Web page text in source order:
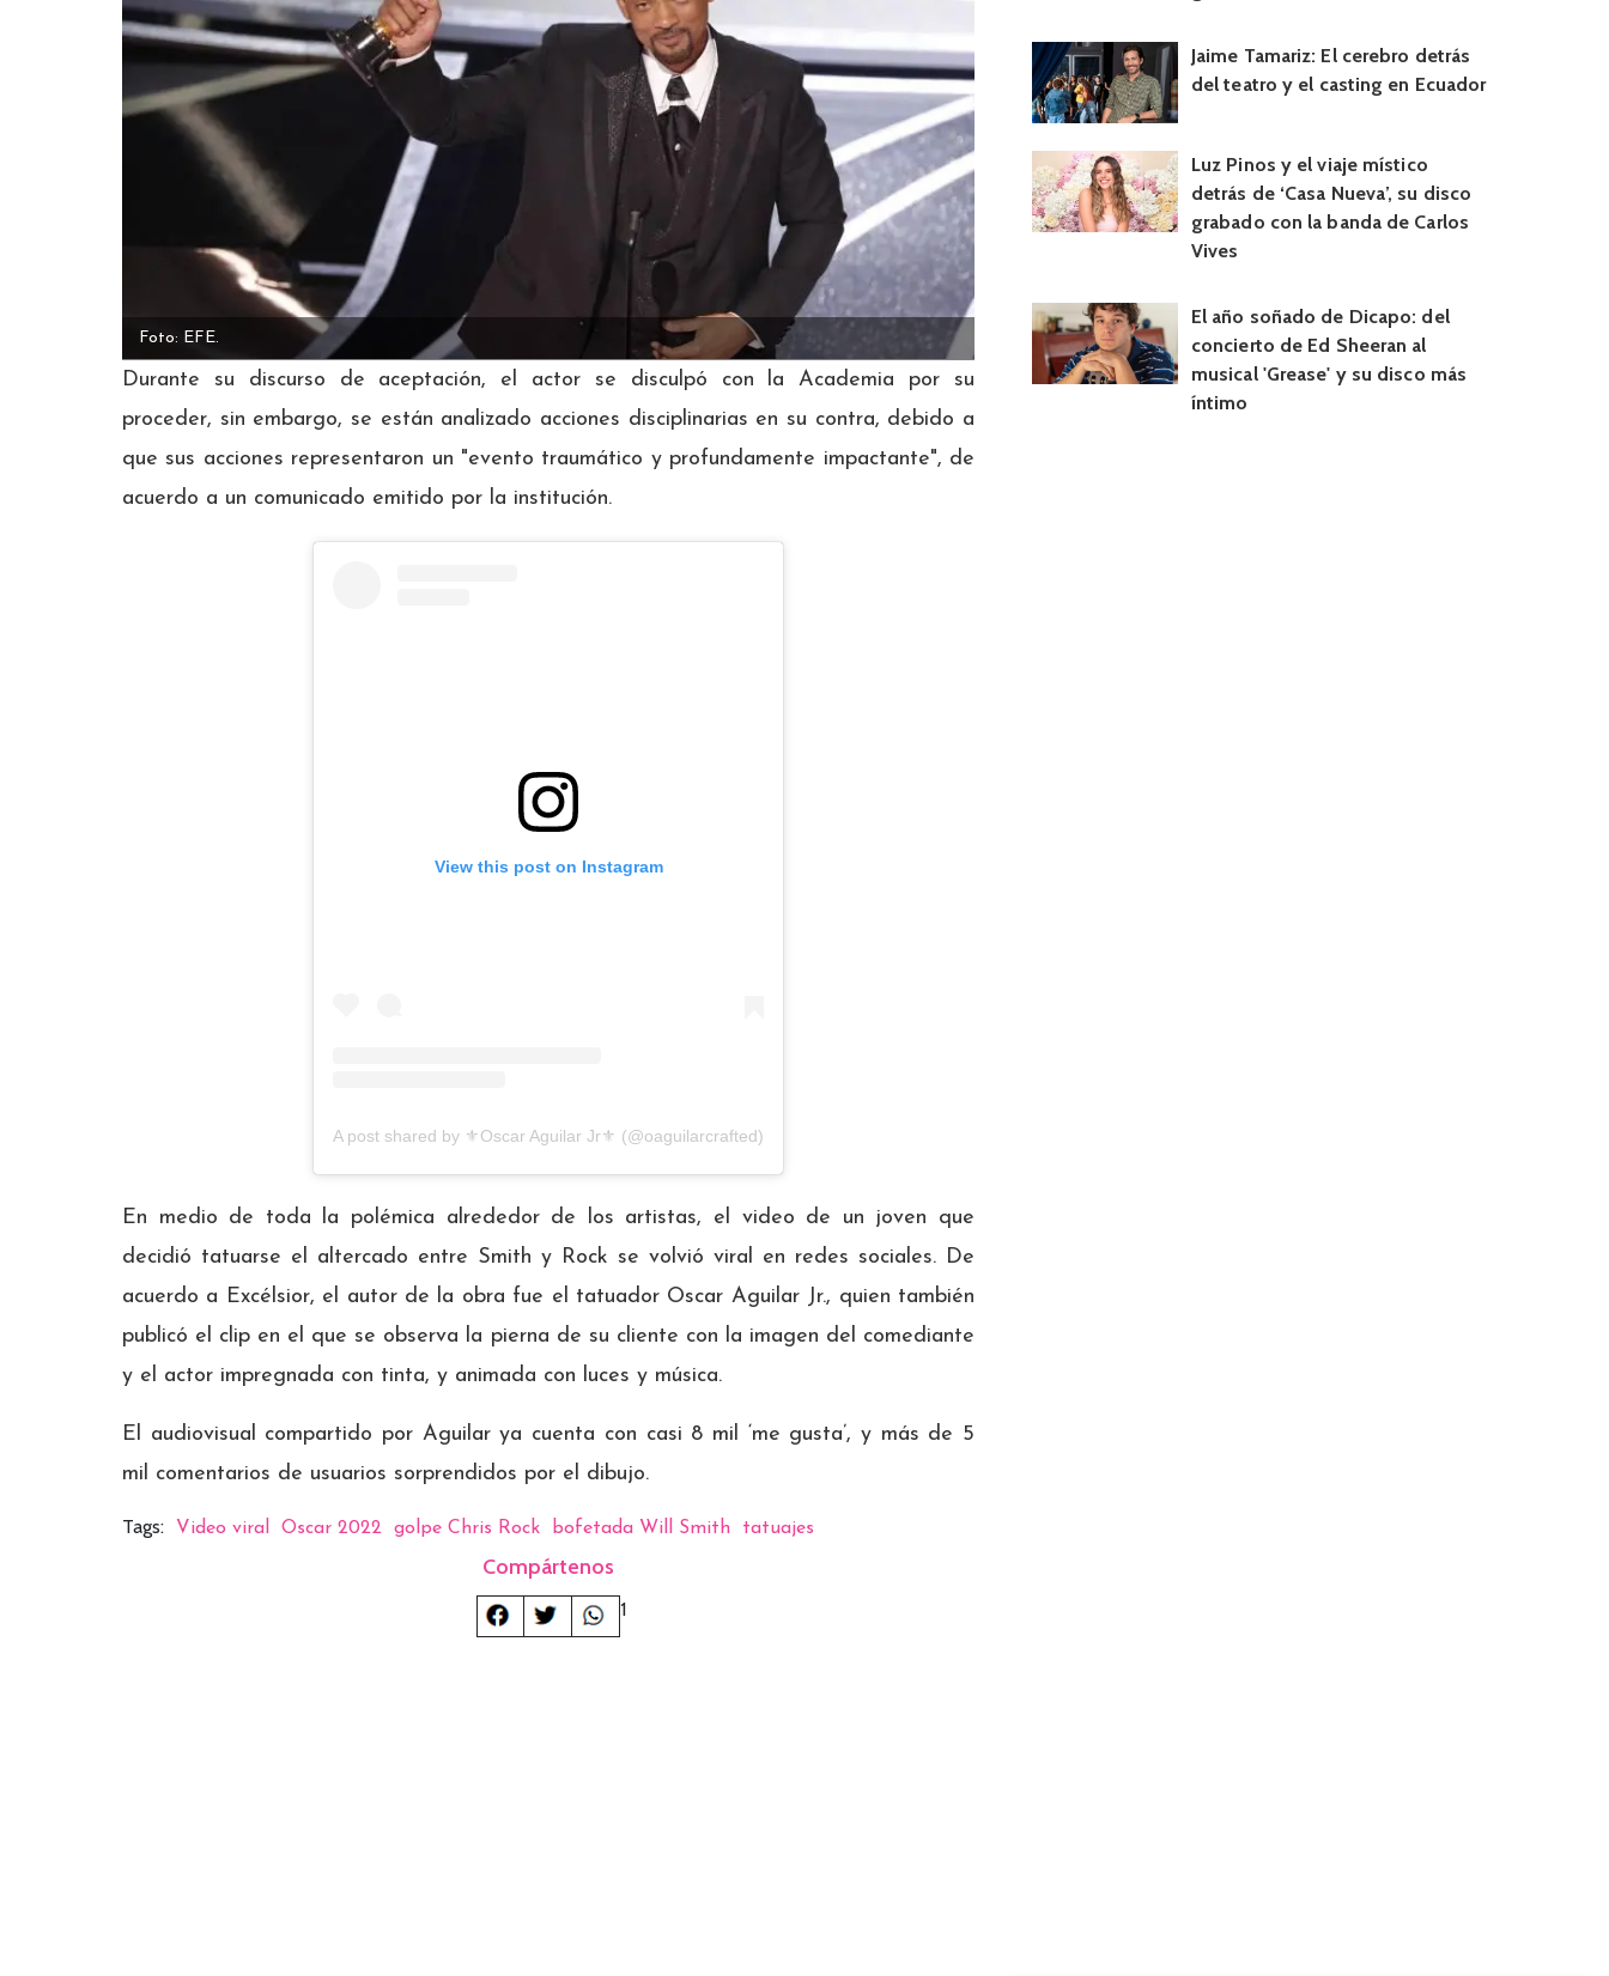
Foto: EFE.
Durante su discurso de aceptación, el actor se disculpó con la Academia por su
proceder, sin embargo, se están analizado acciones disciplinarias en su contra, debido a
que sus acciones representaron un "evento traumático y profundamente impactante", de
acuerdo a un comunicado emitido por la institución.
View this post on Instagram
A post shared by ⚜️Oscar Aguilar Jr⚜️ (@oaguilarcrafted)
En medio de toda la polémica alrededor de los artistas, el video de un joven que
decidió tatuarse el altercado entre Smith y Rock se volvió viral en redes sociales. De
acuerdo a Excélsior, el autor de la obra fue el tatuador Oscar Aguilar Jr., quien también
publicó el clip en el que se observa la pierna de su cliente con la imagen del comediante
y el actor impregnada con tinta, y animada con luces y música.
El audiovisual compartido por Aguilar ya cuenta con casi 8 mil ‘me gusta’, y más de 5
mil comentarios de usuarios sorprendidos por el dibujo.
Tags: Video viral Oscar 2022 golpe Chris Rock bofetada Will Smith tatuajes
Compártenos
1
Jaime Tamariz: El cerebro detrás
del teatro y el casting en Ecuador
Luz Pinos y el viaje místico
detrás de ‘Casa Nueva’, su disco
grabado con la banda de Carlos
Vives
El año soñado de Dicapo: del
concierto de Ed Sheeran al
musical 'Grease' y su disco más
íntimo